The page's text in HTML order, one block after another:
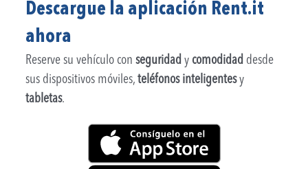
Descargue la aplicación Rent.it
ahora
Reserve su vehículo conseguridad y comodidad desde
sus dispositivos móviles,teléfonos inteligentesy
tabletas.